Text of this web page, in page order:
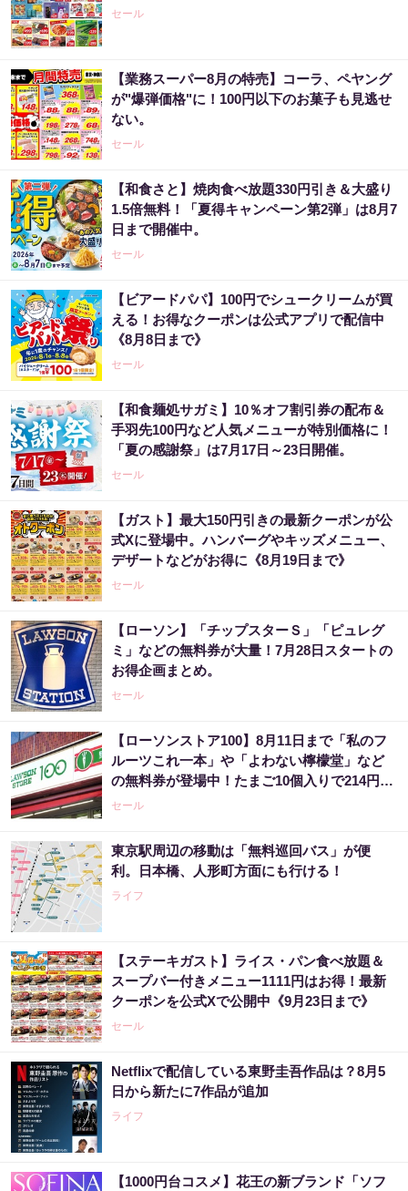
セール
【業務スーパー8月の特売】コーラ、ペヤング
が"爆弾価格"に！100円以下のお菓子も見逃せ
ない。
セール
【和食さと】焼肉食べ放題330円引き＆大盛り
1.5倍無料！「夏得キャンペーン第2弾」は8月7
日まで開催中。
セール
【ビアードパパ】100円でシュークリームが買
える！お得なクーポンは公式アプリで配信中
《8月8日まで》
セール
【和食麺処サガミ】10％オフ割引券の配布＆
手羽先100円など人気メニューが特別価格に！
「夏の感謝祭」は7月17日～23日開催。
セール
【ガスト】最大150円引きの最新クーポンが公
式Xに登場中。ハンバーグやキッズメニュー、
デザートなどがお得に《8月19日まで》
セール
【ローソン】「チップスターＳ」「ピュレグ
ミ」などの無料券が大量！7月28日スタートの
お得企画まとめ。
セール
【ローソンストア100】8月11日まで「私のフ
ルーツこれ一本」や「よわない檸檬堂」など
の無料券が登場中！たまご10個入りで214円な
どのお得企画も見逃せない。
セール
東京駅周辺の移動は「無料巡回バス」が便
利。日本橋、人形町方面にも行ける！
ライフ
【ステーキガスト】ライス・パン食べ放題＆
スープバー付きメニュー1111円はお得！最新
クーポンを公式Xで公開中《9月23日まで》
セール
Netflixで配信している東野圭吾作品は？8月5
日から新たに7作品が追加
ライフ
【1000円台コスメ】花王の新ブランド「ソフ